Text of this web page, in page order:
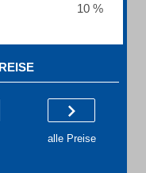
10 %
alle Preise